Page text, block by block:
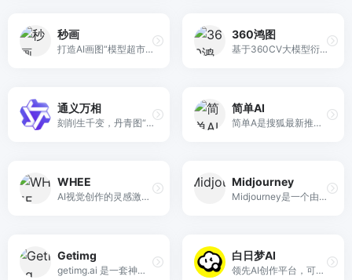
秒画
打造AI画图“模型超市”，心想画成
360鸿图
基于360CV大模型衍生出的生成图产品，旨在为用户生成不同风格的需求图片。360鸿图为大家提供了艺术创作的无限可能，只需输入文字描述，就能快速生成。
通义万相
刻削生千变，丹青图“万相”。我是通义万相，一个不断进化的AI绘画创作模型
简单AI
简单A是搜狐最新推出的智能图片生成平台和社区，是一个适合小白直接上手的AJ图片生成工具，提供文生图和图生图两种模式，上手简单，且生成质量较好。目前，用户可以通过简单Al每日免费生成 10 张图片。同时，该平台还提供用户作品分享社区、创作同款、提示词参考等功能。
WHEE
AI视觉创作的灵感激发器
Midjourney
Midjourney是一个由同名研究实验室开发的人工智能程式，可根据文本生成图像，于2022年7月12日进入公开测试阶段，使用者可透过Discord的机器人指令进行操作。
Getimg
getimg.ai 是一套神奇的人工智能工具。按比例生成原始图像，修改照片，将图片扩展到原始边界之外，或创建自定义AI模型。
白日梦AI
领先AI创作平台，可生成最长50分钟的视频。人物一致性强，支持最新的Nano Banana。